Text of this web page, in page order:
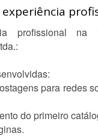
experiência
profissional na
para redes
do primeiro